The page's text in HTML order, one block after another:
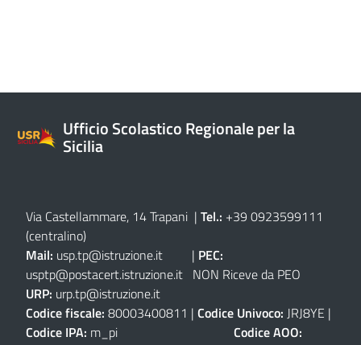
Ufficio Scolastico Regionale per la
Sicilia
Via Castellammare, 14 Trapani | Tel.: +39 0923599111
(centralino)
Mail: usp.tp@istruzione.it | PEC:
usptp@postacert.istruzione.it NON Riceve da PEO
URP: urp.tp@istruzione.it
Codice fiscale: 80003400811 | Codice Univoco: JRJ8YE |
Codice IPA: m_pi Codice AOO: